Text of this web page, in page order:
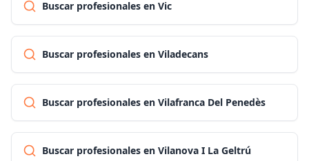
Buscar profesionales en Vic
Buscar profesionales en Viladecans
Buscar profesionales en Vilafranca Del Penedès
Buscar profesionales en Vilanova I La Geltrú